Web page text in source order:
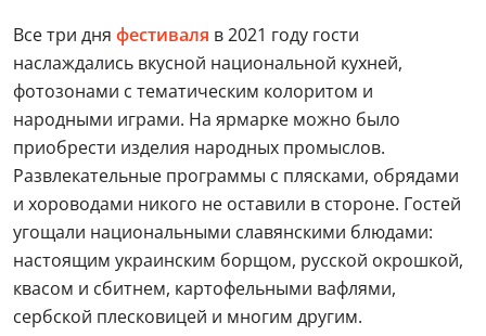
Все три дня фестиваля в 2021 году гости
наслаждались вкусной национальной кухней,
фотозонами с тематическим колоритом и
народными играми. На ярмарке можно было
приобрести изделия народных промыслов.
Развлекательные программы с плясками, обрядами
и хороводами никого не оставили в стороне. Гостей
угощали национальными славянскими блюдами:
настоящим украинским борщом, русской окрошкой,
квасом и сбитнем, картофельными вафлями,
сербской плесковицей и многим другим.